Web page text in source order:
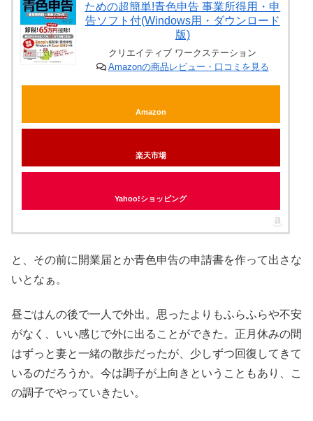
ための超簡単!青色申告 事業所得用・申
告ソフト付(Windows用・ダウンロード
版)
クリエイティブ ワークステーション
Amazonの商品レビュー・口コミを見る
Amazon
楽天市場
Yahoo!ショッピング
と、その前に開業届とか青色申告の申請書を作って出さな
いとなぁ。
昼ごはんの後で一人で外出。思ったよりもふらふらや不安
がなく、いい感じで外に出ることができた。正月休みの間
はずっと妻と一緒の散歩だったが、少しずつ回復してきて
いるのだろうか。今は調子が上向きということもあり、こ
の調子でやっていきたい。